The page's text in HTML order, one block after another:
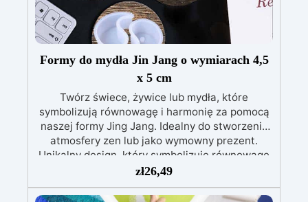
Formy do mydła Jin Jang o wymiarach 4,5
x 5 cm
Twórz świece, żywice lub mydła, które
symbolizują równowagę i harmonię za pomocą
naszej formy Jing Jang. Idealny do stworzenia
atmosfery zen lub jako wymowny prezent.
Unikalny design, który symbolizuje równowagę
Idealny do średniej wielkości świec, żywic lub
mydeł Nadaje się do wielokrotnego użytku i jest
łatwy w czyszczeniu
Niezawodność:
zł26,49